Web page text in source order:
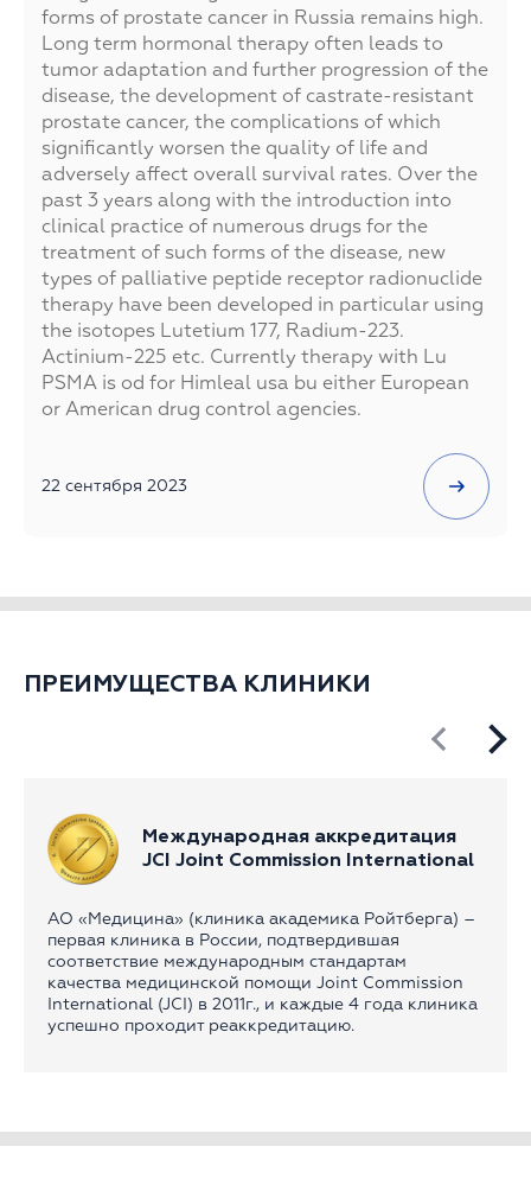
forms of prostate cancer in Russia remains high.
Long term hormonal therapy often leads to
tumor adaptation and further progression of the
disease, the development of castrate-resistant
prostate cancer, the complications of which
significantly worsen the quality of life and
adversely affect overall survival rates. Over the
past 3 years along with the introduction into
clinical practice of numerous drugs for the
treatment of such forms of the disease, new
types of palliative peptide receptor radionuclide
therapy have been developed in particular using
the isotopes Lutetium 177, Radium-223.
Actinium-225 etc. Currently therapy with Lu
PSMA is od for Himleal usa bu either European
or American drug control agencies.
22 сентября 2023
ПРЕИМУЩЕСТВА КЛИНИКИ
Международная аккредитация
JCI Joint Commission International
АО «Медицина» (клиника академика Ройтберга) –
первая клиника в России, подтвердившая
соответствие международным стандартам
качества медицинской помощи Joint Commission
International (JCI) в 2011г., и каждые 4 года клиника
успешно проходит реаккредитацию.